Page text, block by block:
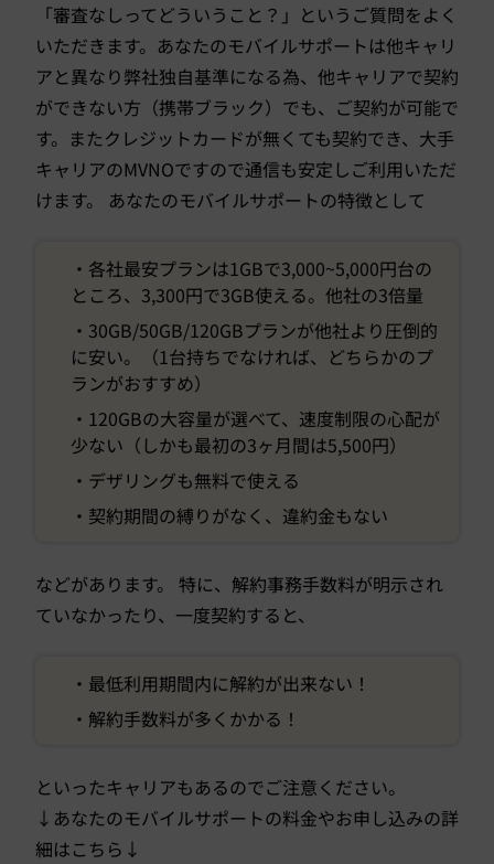
「審査なしってどういうこと？」というご質問をよく
いただきます。あなたのモバイルサポートは他キャリ
アと異なり弊社独自基準になる為、他キャリアで契約
ができない方（携帯ブラック）でも、ご契約が可能で
す。またクレジットカードが無くても契約でき、大手
キャリアのMVNOですので通信も安定しご利用いただ
けます。 あなたのモバイルサポートの特徴として
・各社最安プランは1GBで3,000~5,000円台の
ところ、3,300円で3GB使える。他社の3倍量
・30GB/50GB/120GBプランが他社より圧倒的
に安い。（1台持ちでなければ、どちらかのプ
ランがおすすめ）
・120GBの大容量が選べて、速度制限の心配が
少ない（しかも最初の3ヶ月間は5,500円）
・デザリングも無料で使える
・契約期間の縛りがなく、違約金もない
などがあります。 特に、解約事務手数料が明示され
ていなかったり、一度契約すると、
・最低利用期間内に解約が出来ない！
・解約手数料が多くかかる！
といったキャリアもあるのでご注意ください。
↓あなたのモバイルサポートの料金やお申し込みの詳
細はこちら↓